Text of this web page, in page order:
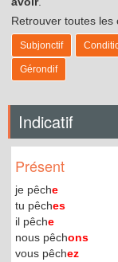
Retrouver toutes les
Subjonctif
Gérondif
Indicatif
Présent
je pêche
tu pêches
il pêche
nous pêchons
vous pêchez